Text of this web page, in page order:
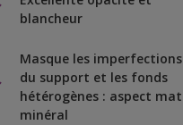
blancheur
Masque les imperfections
du support et les fonds
hétérogènes : aspect mat
minéral